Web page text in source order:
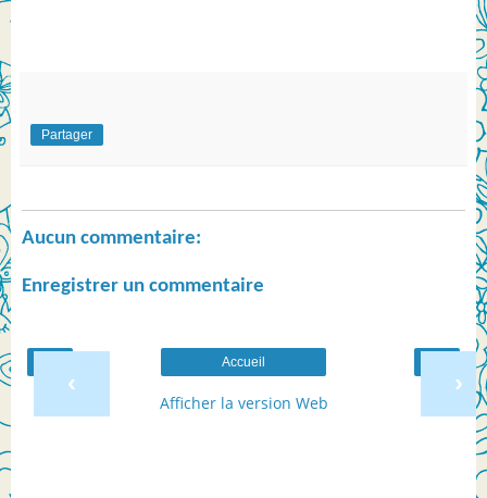
Partager
Aucun commentaire:
Enregistrer un commentaire
‹ ›
Accueil
Afficher la version Web